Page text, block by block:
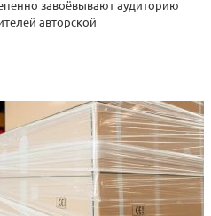
завоёвывают аудиторию
авторской